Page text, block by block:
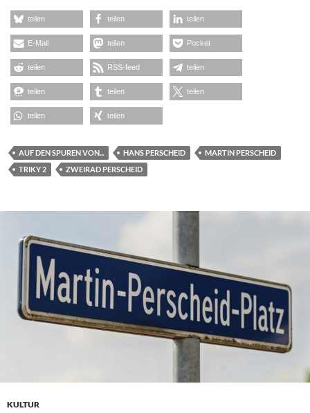
teilen teilen teilen
E-Mail teilen Pocket
teilen RSS-feed teilen
teilen teilen teilen
teilen teilen
AUF DEN SPUREN VON... HANS PERSCHEID
MARTIN PERSCHEID
TRIKY 2
ZWEIRAD PERSCHEID
KULTUR